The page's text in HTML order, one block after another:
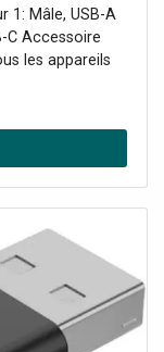
1: Mâle, USB-A
C Accessoire
les appareils
avec
C